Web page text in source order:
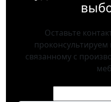
Оставьте
связанному с